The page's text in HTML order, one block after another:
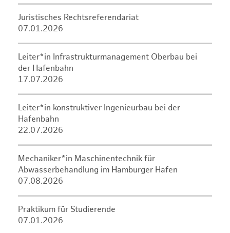
Juristisches Rechtsreferendariat
07.01.2026
Leiter*in Infrastrukturmanagement Oberbau bei
der Hafenbahn
17.07.2026
Leiter*in konstruktiver Ingenieurbau bei der
Hafenbahn
22.07.2026
Mechaniker*in Maschinentechnik für
Abwasserbehandlung im Hamburger Hafen
07.08.2026
Praktikum für Studierende
07.01.2026